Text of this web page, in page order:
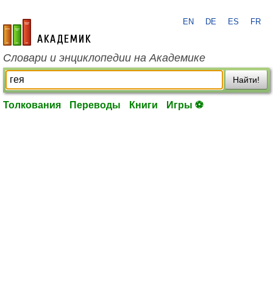
academic.ru
EN DE ES FR
Словари и энциклопедии на Академике
Найти!
Толкования Переводы Книги Игры ⚽